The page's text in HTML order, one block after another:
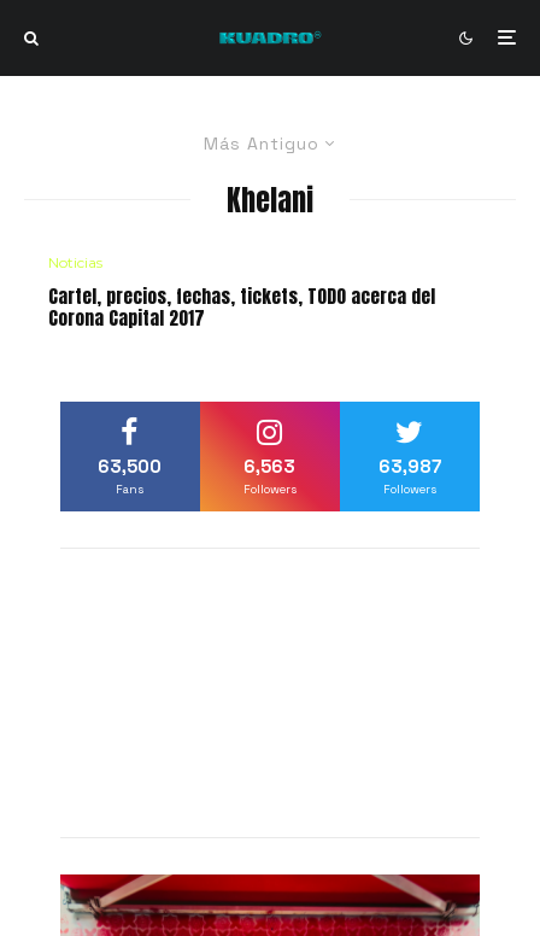
Más Antiguo
Khelani
Noticias
Cartel, precios, fechas, tickets, TODO acerca del
Corona Capital 2017
63,500
Fans
6,563
Followers
63,987
Followers